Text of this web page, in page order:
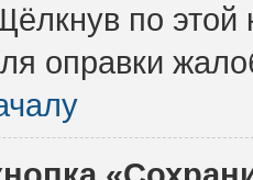
по этой
оправки